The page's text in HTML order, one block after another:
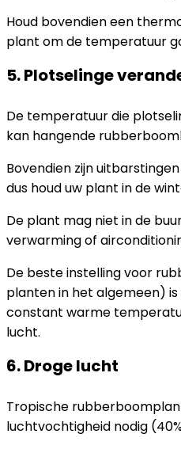
Houd bovendien een
plant om de temperatuur
5. Plotselinge
De temperatuur die
kan hangende
Bovendien zijn
dus houd uw plant in de
De plant mag niet in de
verwarming of
De beste instelling voor
planten in het algemeen)
constant warme
lucht.
6. Droge lucht
Tropische
luchtvochtigheid nodig